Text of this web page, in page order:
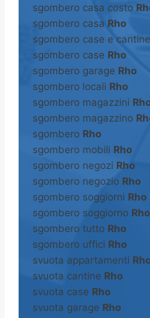
sgombero casa costo
sgombero casa Rho
sgombero case e cantine
sgombero case Rho
sgombero garage Rho
sgombero locali Rho
sgombero magazzini
sgombero magazzino
sgombero Rho
sgombero mobili Rho
sgombero negozi Rho
sgombero negozio Rho
sgombero soggiorni Rho
sgombero soggiorno Rho
sgombero tutto Rho
sgombero uffici Rho
svuota appartamenti
svuota cantine Rho
svuota case Rho
svuota garage Rho